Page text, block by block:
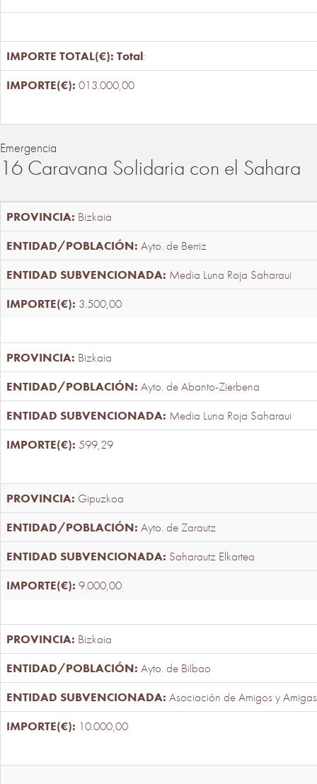
Total:
013.000,00
Emergencia
16 Caravana Solidaria con el Sahara
Bizkaia
Ayto. de Berriz
Media Luna Roja Saharaui
3.500,00
Bizkaia
Ayto. de Abanto-Zierbena
Media Luna Roja Saharaui
599,29
Gipuzkoa
Ayto. de Zarautz
Saharautz Elkartea
9.000,00
Bizkaia
Ayto. de Bilbao
Asociación de Amigos y
10.000,00